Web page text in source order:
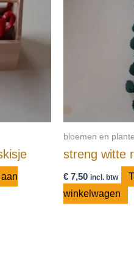
bloemen en
streng witte
€7,50 incl. btw
winkelwagen